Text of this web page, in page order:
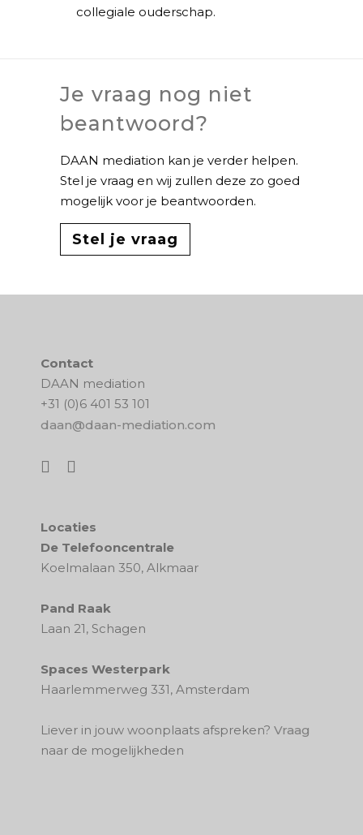
collegiale ouderschap.
Je vraag nog niet
beantwoord?
DAAN mediation kan je verder helpen.
Stel je vraag en wij zullen deze zo goed
mogelijk voor je beantwoorden.
Stel je vraag
Contact
DAAN mediation
+31 (0)6 401 53 101
daan@daan-mediation.com
Locaties
De Telefooncentrale
Koelmalaan 350, Alkmaar
Pand Raak
Laan 21, Schagen
Spaces Westerpark
Haarlemmerweg 331, Amsterdam
Liever in jouw woonplaats afspreken? Vraag
naar de mogelijkheden